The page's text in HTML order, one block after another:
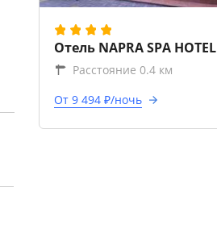
Отель NAPRA SPA HOTEL
Расстояние 0.4 км
От 9 494 ₽/ночь